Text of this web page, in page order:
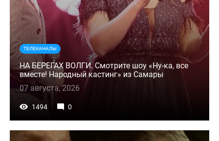
ТЕЛЕКАНАЛЫ
НА БЕРЕГАХ ВОЛГИ. Смотрите шоу «Ну-ка, все
вместе! Народный кастинг» из Самары
07 августа, 2026
1494 0